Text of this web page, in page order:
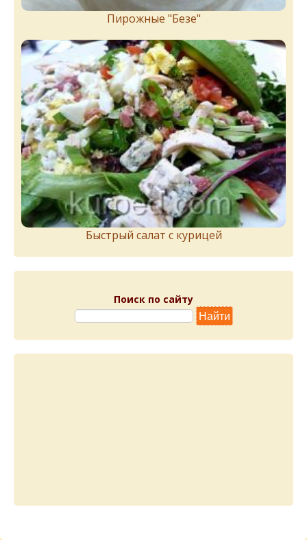
Пирожныe "Бeзe"
Быстрый салат с курицей
Поиск по сайту